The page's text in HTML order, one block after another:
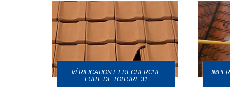
VÉRIFICATION ET RECHERCHE
FUITE DE TOITURE 31